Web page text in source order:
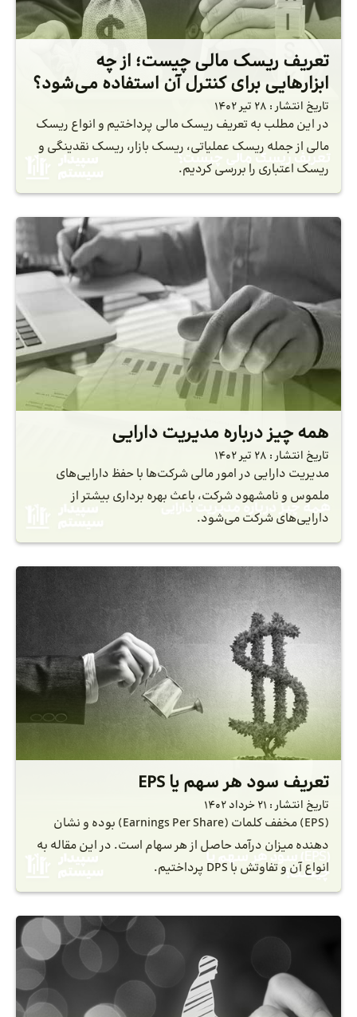
تعریف ریسک مالی چیست؛ از چه
ابزارهایی برای کنترل آن استفاده می‌شود؟
تاریخ انتشار : 28 تیر 1402
در این مطلب به تعریف ریسک مالی پرداختیم و انواع ریسک
مالی از جمله ریسک عملیاتی، ریسک بازار، ریسک نقدینگی و
ریسک اعتباری را بررسی کردیم.
همه چیز درباره مدیریت دارایی
تاریخ انتشار : 28 تیر 1402
مدیریت دارایی در امور مالی شرکت‌ها با حفظ دارایی‌های
ملموس و نامشهود شرکت، باعث بهره برداری بیشتر از
دارایی‌های شرکت می‌شود.
تعریف سود هر سهم یا EPS
تاریخ انتشار : 21 خرداد 1402
(EPS) مخفف کلمات (Earnings Per Share) بوده و نشان
دهنده میزان درآمد حاصل از هر سهام است. در این مقاله به
انواع آن و تفاوتش با DPS پرداختیم.